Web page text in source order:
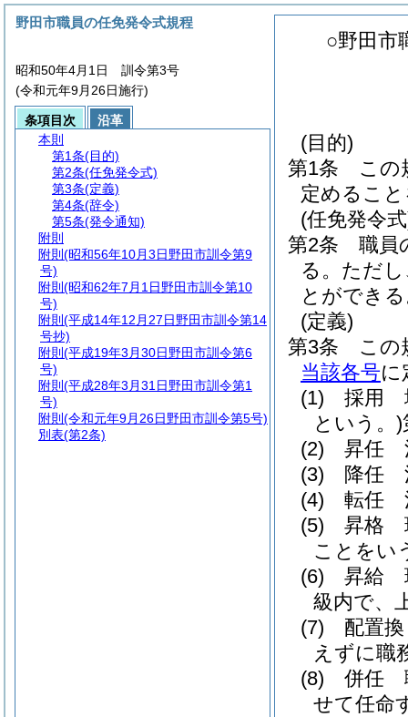
○野田市
(目的)
第1条
この
定めるこ
(任免発令
第2条
職員
る。 ただ
とができ
(定義)
第3条
この
当該各号に
(1)
採用
という。)
(2)
昇任
(3)
降任
(4)
転任
(5)
昇格
ことをい
(6)
昇給
級内で、
(7)
配置
えずに職
(8)
併任
せて任命
野田市職員の任免発令式規程
昭和50年4月1日 訓令第3号
(令和元年9月26日施行)
条項目次
沿革
本則
第1条(目的)
第2条(任免発令式)
第3条(定義)
第4条(辞令)
第5条(発令通知)
附則
附則 (昭和56年10月3日野田市訓令第9
号)
附則 (昭和62年7月1日野田市訓令第10
号)
附則 (平成14年12月27日野田市訓令第14
号抄)
附則 (平成19年3月30日野田市訓令第6
号)
附則 (平成28年3月31日野田市訓令第1
号)
附則 (令和元年9月26日野田市訓令第5号)
別表(第2条)